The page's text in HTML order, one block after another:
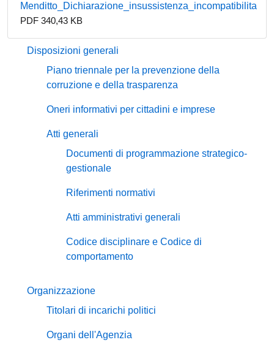
Menditto_Dichiarazione_insussistenza_incompatibilita
PDF 340,43 KB
Disposizioni generali
Piano triennale per la prevenzione della
corruzione e della trasparenza
Oneri informativi per cittadini e imprese
Atti generali
Documenti di programmazione strategico-
gestionale
Riferimenti normativi
Atti amministrativi generali
Codice disciplinare e Codice di
comportamento
Organizzazione
Titolari di incarichi politici
Organi dell'Agenzia